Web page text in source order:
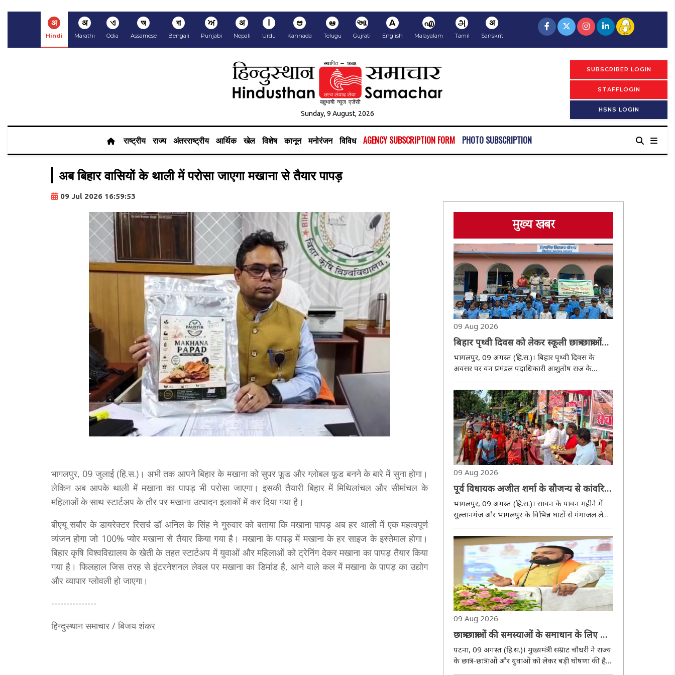
अ
Hindi
अ
Marathi
ଏ
Odia
অ
Assamese
বা
Bengali
ਅ
Punjabi
अ
Nepali
ا
Urdu
ಆ
Kannada
ఆ
Telugu
આ
Gujrati
A
English
എ
Malayalam
அ
Tamil
अ
Sanskrit
Sunday, 9 August, 2026
SUBSCRIBER LOGIN
STAFFLOGIN
HSNS LOGIN
राष्ट्रीय राज्य अंतरराष्ट्रीय आर्थिक खेल विशेष कानून मनोरंजन विविध AGENCY SUBSCRIPTION FORM PHOTO SUBSCRIPTION
अब बिहार वासियों के थाली में परोसा जाएगा मखाना से तैयार पापड़
09 Jul 2026 16:59:53
भागलपुर, 09 जुलाई (हि.स.)। अभी तक आपने बिहार के मखाना को सुपर फूड और ग्लोबल फूड बनने के बारे में सुना होगा।
लेकिन अब आपके थाली में मखाना का पापड़ भी परोसा जाएगा। इसकी तैयारी बिहार में मिथिलांचल और सीमांचल के
महिलाओं के साथ स्टार्टअप के तौर पर मखाना उत्पादन इलाकों में कर दिया गया है।
बीएयू सबौर के डायरेक्टर रिसर्च डॉ अनिल के सिंह ने गुरुवार को बताया कि मखाना पापड़ अब हर थाली में एक महत्वपूर्ण
व्यंजन होगा जो 100% प्योर मखाना से तैयार किया गया है। मखाना के पापड़ में मखाना के हर साइज के इस्तेमाल होगा।
बिहार कृषि विश्वविद्यालय के खेती के तहत स्टार्टअप में युवाओं और महिलाओं को ट्रेनिंग देकर मखाना का पापड़ तैयार किया
गया है। फिलहाल जिस तरह से इंटरनेशनल लेवल पर मखाना का डिमांड है, आने वाले कल में मखाना के पापड़ का उद्योग
और व्यापार ग्लोवली हो जाएगा।
---------------
हिन्दुस्थान समाचार / बिजय शंकर
मुख्य खबर
09 Aug 2026
बिहार पृथ्वी दिवस को लेकर स्कूली छात्र-छात्राओं
को दिलाया गया संकल्प
भागलपुर, 09 अगस्त (हि.स.)। बिहार पृथ्वी दिवस के
अवसर पर वन प्रमंडल पदाधिकारी आशुतोष राज के
निर्देशानुसार रविवार को भागलपुर वन प्रमंडल के भागलपुर
वन प्रक्षेत्र, नवगछिया वन प्रक्षेत्र एवं कहलगांव वन प्रक्षेत्र में
बिहार पृथ्वी दिवस का आयोजन किया गया।..
09 Aug 2026
पूर्व विधायक अजीत शर्मा के सौजन्य से कांवरिया
सेवा शिविर का आयोजन, बांटे फल और शीतल
जल
भागलपुर, 09 अगस्त (हि.स.)। सावन के पावन महीने में
सुल्तानगंज और भागलपुर के विभिन्न घाटों से गंगाजल लेकर
शिवालयों की ओर बढ़ रहे शिवभक्तों (कांवरियों) की सेवा
के लिए शहर में जगह-जगह शिविर लगाए जा रहे हैं। इसी
कड़ी में रविवार को स्थानीय कचहरी चौक पर ..
09 Aug 2026
छात्र-छात्राओं की समस्याओं के समाधान के लिए भी
अलग ऑनलाइन पोर्टल तैयार किया जाएगा :
मुख्यमंत्री
पटना, 09 अगस्त (हि.स.)। मुख्यमंत्री सम्राट चौधरी ने राज्य
के छात्र-छात्राओं और युवाओं को लेकर बड़ी घोषणा की है।
उन्होंने कहा कि जिस तरह बिहार में आम लोगों की